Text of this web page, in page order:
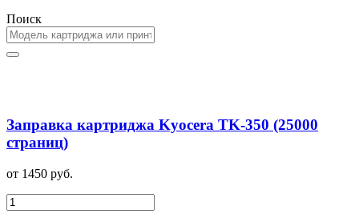
Поиск
Заправка картриджа Kyocera TK-350 (25000
страниц)
от 1450 руб.